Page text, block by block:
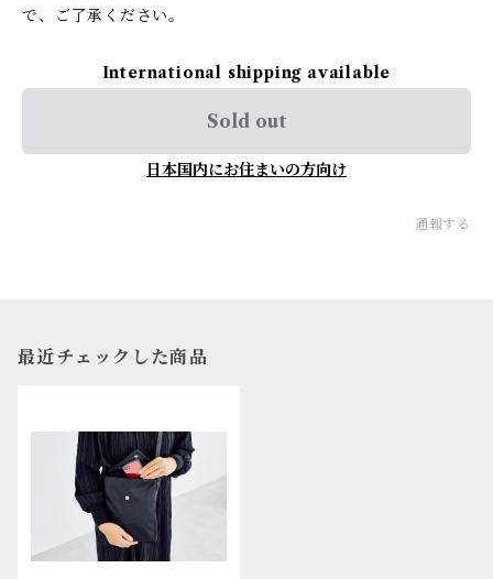
で、ご了承ください。
International shipping available
Sold out
日本国内にお住まいの方向け
通報する
最近チェックした商品